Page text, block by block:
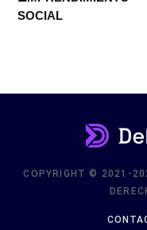
SOCIAL
COPYRIGHT © 2021-